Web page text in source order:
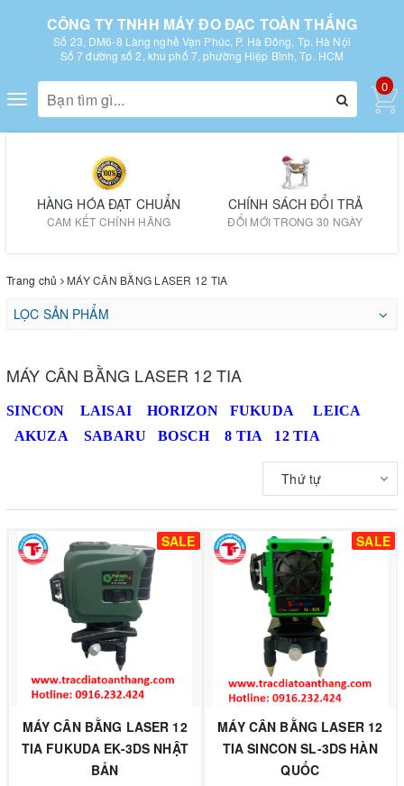
CÔNG TY TNHH MÁY ĐO ĐẠC TOÀN THẮNG
Số 23, DM6-8 Làng nghề Vạn Phúc, P. Hà Đông, Tp. Hà Nội
Số 7 đường số 2, khu phố 7, phường Hiệp Bình, Tp. HCM
Toggle
navigation
0
HÀNG HÓA ĐẠT CHUẨN
CAM KẾT CHÍNH HÃNG
CHÍNH SÁCH ĐỔI TRẢ
ĐỔI MỚI TRONG 30 NGÀY
Trang chủ MÁY CÂN BẰNG LASER 12 TIA
LỌC SẢN PHẨM
MÁY CÂN BẰNG LASER 12 TIA
SINCON LAISAI HORIZON FUKUDA
LEICA
AKUZA
SABARU BOSCH 8 TIA 12 TIA
Thứ tự
SALE
MÁY CÂN BẰNG LASER 12
TIA FUKUDA EK-3DS NHẬT
BẢN
SALE
MÁY CÂN BẰNG LASER 12
TIA SINCON SL-3DS HÀN
QUỐC